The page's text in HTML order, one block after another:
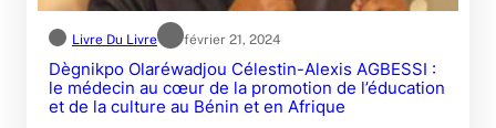
Livre Du Livre février 21, 2024
Dègnikpo Olaréwadjou Célestin-Alexis AGBESSI :
le médecin au cœur de la promotion de l’éducation
et de la culture au Bénin et en Afrique